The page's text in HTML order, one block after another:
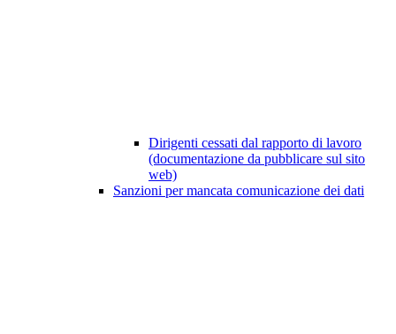
Dirigenti cessati dal rapporto di lavoro
(documentazione da pubblicare sul sito
web)
Sanzioni per mancata comunicazione dei dati